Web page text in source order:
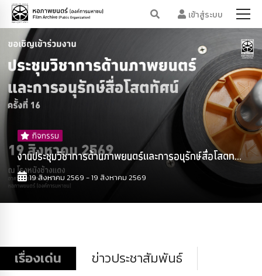
เข้าสู่ระบบ
กิจกรรม
งานประชุมวิชาการด้านภาพยนตร์และการอนุรักษ์สื่อโสตท...
19 สิงหาคม 2569 - 19 สิงหาคม 2569
เรื่องเด่น
ข่าวประชาสัมพันธ์